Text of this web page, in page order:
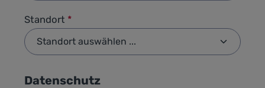
Standort *
Datenschutz